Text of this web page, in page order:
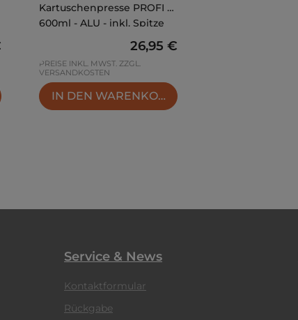
Preis:
Kartuschenpresse PROFI -
600ml - ALU - inkl. Spitze
Regulärer Preis:
26,95 €
PREISE INKL. MWST. ZZGL.
VERSANDKOSTEN
IN DEN WARENKORB
Service & News
Kontaktformular
Rückgabe